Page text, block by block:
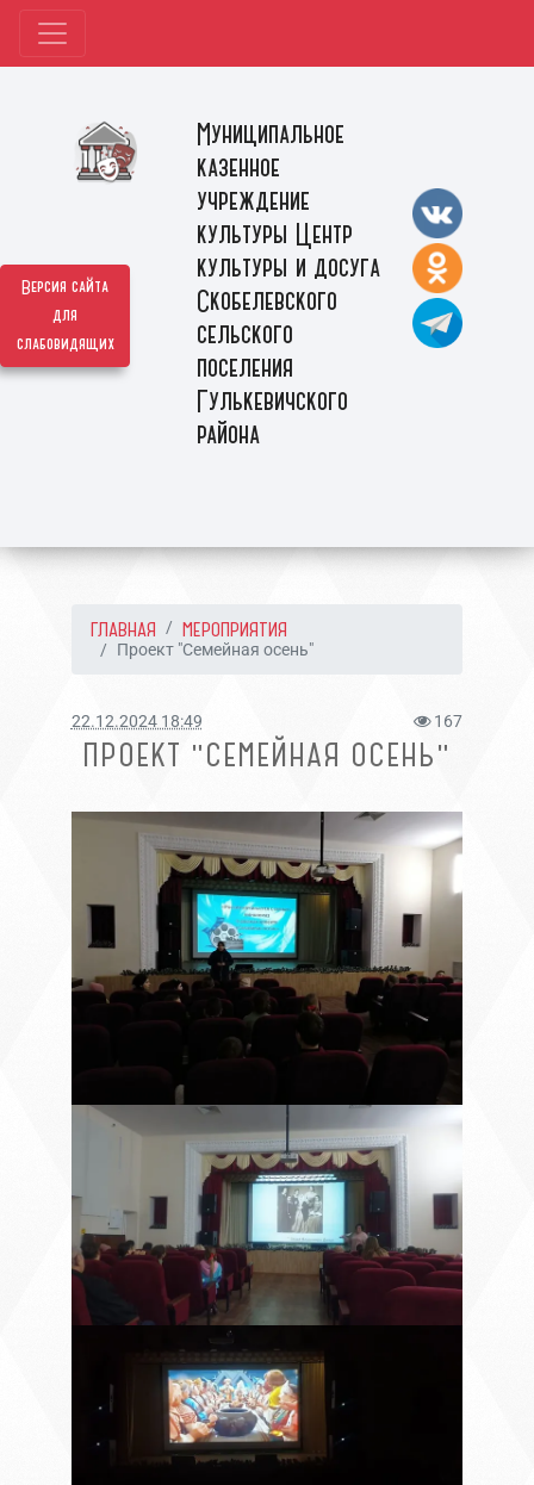
Версия сайта
для
слабовидящих
Муниципальное
казенное
учреждение
культуры Центр
культуры и досуга
Скобелевского
сельского
поселения
Гулькевичского
района
ГЛАВНАЯ МЕРОПРИЯТИЯ
Проект "Семейная осень"
22.12.2024 18:49 167
ПРОЕКТ "СЕМЕЙНАЯ ОСЕНЬ"